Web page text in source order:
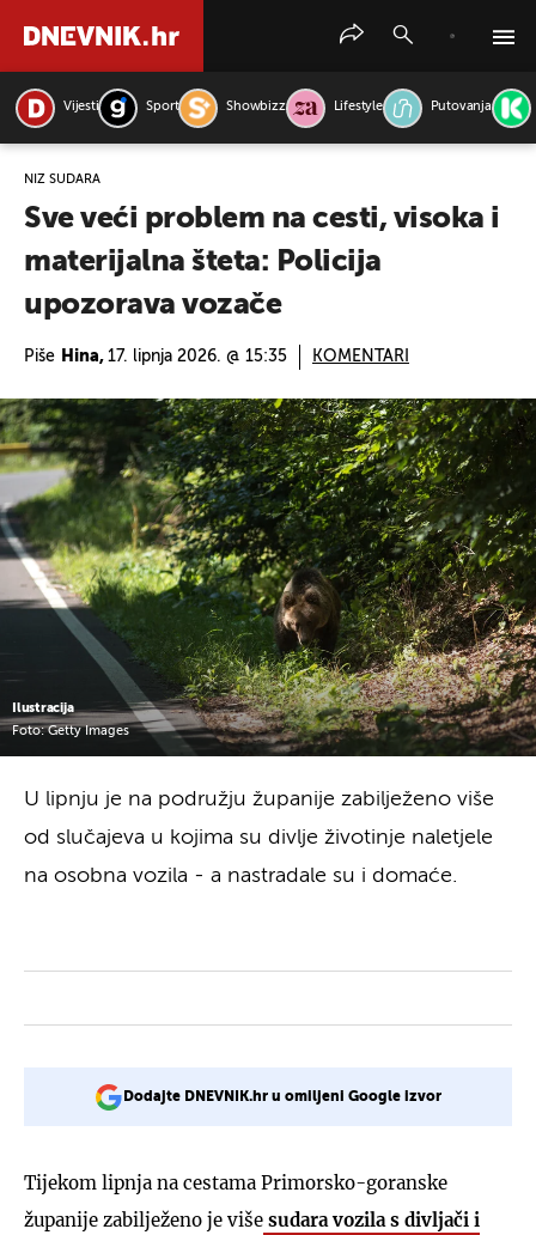
Vijesti Sport Showbizz Lifestyle Putovanja
NIZ SUDARA
Sve veći problem na cesti, visoka i
materijalna šteta: Policija
upozorava vozače
Piše Hina, 17. lipnja 2026. @ 15:35 KOMENTARI
Ilustracija
Foto: Getty Images
U lipnju je na podružju županije zabilježeno više
od slučajeva u kojima su divlje životinje naletjele
na osobna vozila - a nastradale su i domaće.
Dodajte DNEVNIK.hr u omiljeni Google izvor
Tijekom lipnja na cestama Primorsko-goranske
županije zabilježeno je više sudara vozila s divljači i
PRETRAŽITE VIJESTI